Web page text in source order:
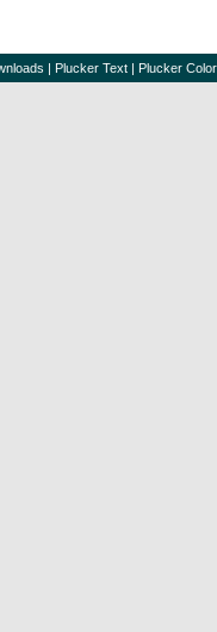
| Plucker Text | Plucker Color